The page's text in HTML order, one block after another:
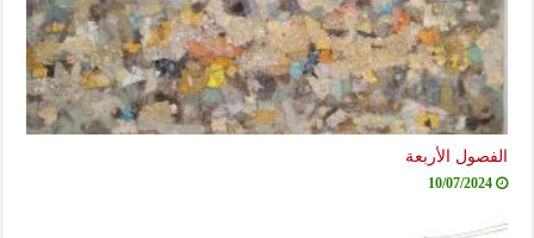
الفصول الأربعة
10/07/2024